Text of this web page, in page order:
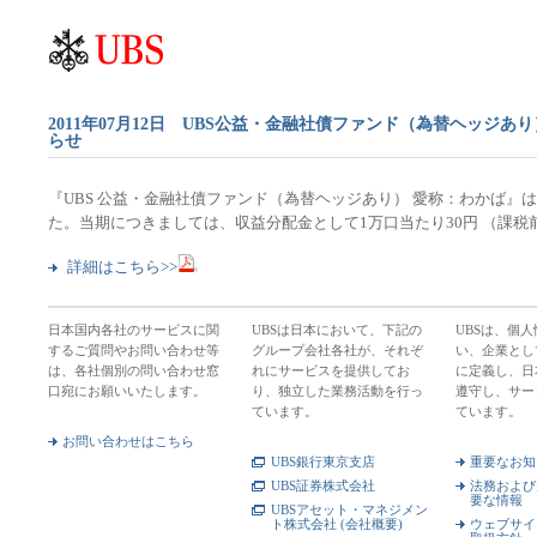
2011年07月12日 UBS公益・金融社債ファンド（為替ヘッジあ
らせ
『UBS 公益・金融社債ファンド（為替ヘッジあり） 愛称：わかば』
た。当期につきましては、収益分配金として1万口当たり30円 （課税
詳細はこちら>>
日本国内各社のサービスに関
するご質問やお問い合わせ等
は、各社個別の問い合わせ窓
口宛にお願いいたします。
お問い合わせはこちら
UBSは日本において、下記の
グループ会社各社が、それぞ
れにサービスを提供してお
り、独立した業務活動を行っ
ています。
UBS銀行東京支店
UBS証券株式会社
UBSアセット・マネジメン
ト株式会社 (会社概要)
UBSは、個
い、企業と
に定義し、
遵守し、サ
ています。
重要なお
法務およ
要な情報
ウェブサ